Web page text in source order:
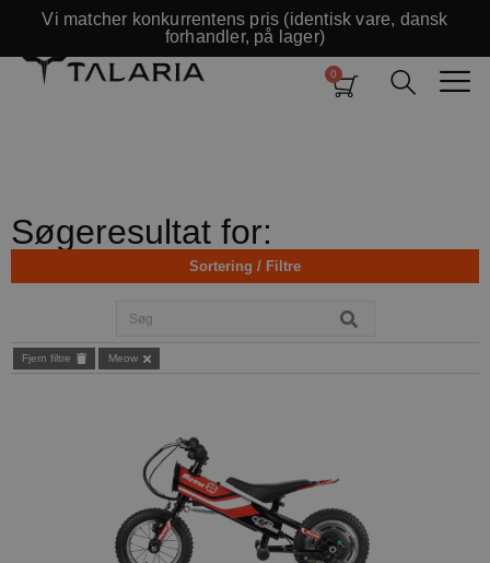
Vi matcher konkurrentens pris (identisk vare, dansk
forhandler, på lager)
Søgeresultat for:
Sortering / Filtre
Fjern filtre Meow